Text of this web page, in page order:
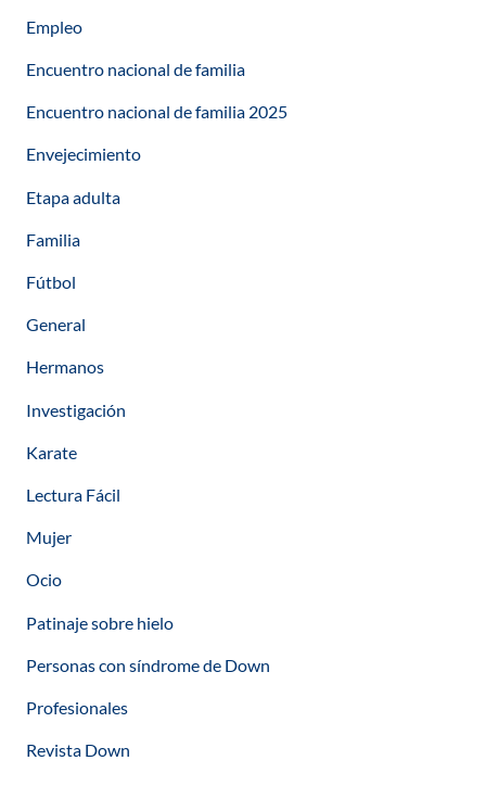
Empleo
Encuentro nacional de familia
Encuentro nacional de familia 2025
Envejecimiento
Etapa adulta
Familia
Fútbol
General
Hermanos
Investigación
Karate
Lectura Fácil
Mujer
Ocio
Patinaje sobre hielo
Personas con síndrome de Down
Profesionales
Revista Down